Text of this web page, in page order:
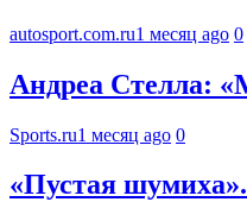
autosport.com.ru1 месяц ago 0
Андреа Стелла:
Sports.ru1 месяц ago 0
«Пустая